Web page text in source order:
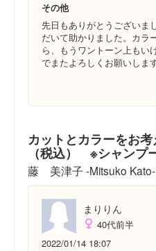
その他
先日もありがとうございま
だいて助かりました。カラ
ら、もうワントーン上もい
でまたよろしくお願いしま
カットとカラーをお
（税込） ※シャンプ
藤 美津子 -Mitsuko Kato-
まりりん
40代前半
2022/01/14 18:07